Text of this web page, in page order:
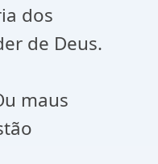
dos
de Deus.
maus